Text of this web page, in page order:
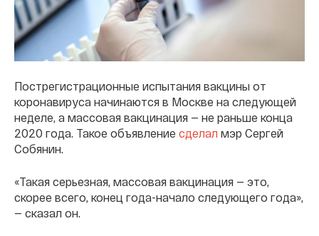
Пострегистрационные испытания вакцины от
коронавируса начинаются в Москве на следующей
неделе, а массовая вакцинация — не раньше конца
2020 года. Такое объявление сделал мэр Сергей
Собянин.
«Такая серьезная, массовая вакцинация — это,
скорее всего, конец года-начало следующего года»,
— сказал он.